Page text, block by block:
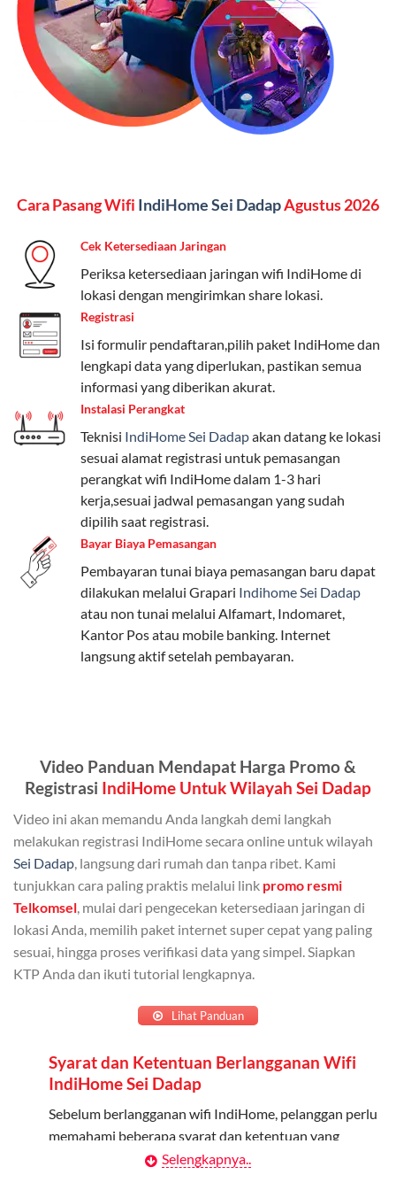
Kelebihan:Paket lengkap untuk pengguna yang
menginginkan internet, komunikasi, dan hiburan
(streaming & TV) dalam satu paket.
Paket Dynamic IP
keluarga, nelpon & SMS semua operator, dan akses
Kelebihan:
Cocok untuk pengguna yang membutuhkan
koneksi internet cepat dan stabil dengan fleksibilitas
kuota. Pilihan harga bervariasi sesuai kebutuhan.
Telkomsel One menyediakan pilihan paket yang
beragam, mulai dari paket hemat hingga premium.
Pengguna bisa memilih sesuai kebutuhan, baik untuk
internet, komunikasi, atau hiburan.
Paket Easy cocok untuk kebutuhan dasar, Paket
Complete untuk yang menginginkan fitur lengkap,
dan Paket Dynamic IP untuk pengguna yang
memprioritaskan kecepatan internet tinggi.
Paket Telkomsel One dengan Kuota Keluarga
Salah satu fitur unggulan Telkomsel One adalah Paket
Kuota Keluarga. Dengan kuota hingga 30 GB, Anda
bisa membagikan internet kepada anggota keluarga
atau teman tanpa perlu khawatir kehabisan kuota.
Admin (pelanggan utama) dan anggota yang terdaftar.
Admin dapat mendaftarkan hingga 5 anggota
keluarga atau teman untuk menggunakan kuota ini.
Berlaku Nasional
Kuota keluarga bisa digunakan di seluruh Indonesia
untuk jaringan 2G, 3G, dan 4G.
Kuota ini hanya bisa digunakan di dalam negeri.
Cara Menggunakan Kuota Keluarga
Daftarkan Anggota: Admin dapat mendaftarkan anggota
melalui aplikasi MyTelkomsel atau website Telkomsel One.
Bagikan Kuota: Setelah terdaftar, anggota bisa langsung
Cara Pasang Wifi IndiHome Sei DadapAgustus 2026
Cek Ketersediaan Jaringan
Periksa ketersediaan jaringan wifi IndiHome di
lokasi dengan mengirimkan share lokasi.
Registrasi
Isi formulir pendaftaran,pilih paket IndiHome dan
lengkapi data yang diperlukan, pastikan semua
informasi yang diberikan akurat.
Instalasi Perangkat
Teknisi IndiHome Sei Dadapakan datang ke lokasi
sesuai alamat registrasi untuk pemasangan
perangkat wifi IndiHome dalam 1-3 hari
kerja,sesuai jadwal pemasangan yang sudah
dipilih saat registrasi.
Bayar Biaya Pemasangan
Pembayaran tunai biaya pemasangan baru dapat
dilakukan melalui Grapari Indihome Sei Dadap
atau non tunai melalui Alfamart, Indomaret,
Kantor Pos atau mobile banking. Internet
langsung aktif setelah pembayaran.
Video Panduan Mendapat Harga Promo &
Registrasi IndiHome Untuk Wilayah Sei Dadap
Video ini akan memandu Anda langkah demi langkah
melakukan registrasi IndiHome secara online untuk wilayah
Sei Dadap , langsung dari rumah dan tanpa ribet. Kami
tunjukkan cara paling praktis melalui link promo resmi
Telkomsel , mulai dari pengecekan ketersediaan jaringan di
lokasi Anda, memilih paket internet super cepat yang paling
sesuai, hingga proses verifikasi data yang simpel. Siapkan
KTP Anda dan ikuti tutorial lengkapnya.
Lihat Panduan
Syarat dan Ketentuan Berlangganan Wifi
IndiHome Sei Dadap
Sebelum berlangganan wifi IndiHome, pelanggan perlu
memahami beberapa syarat dan ketentuan yang
Selengkapnya..